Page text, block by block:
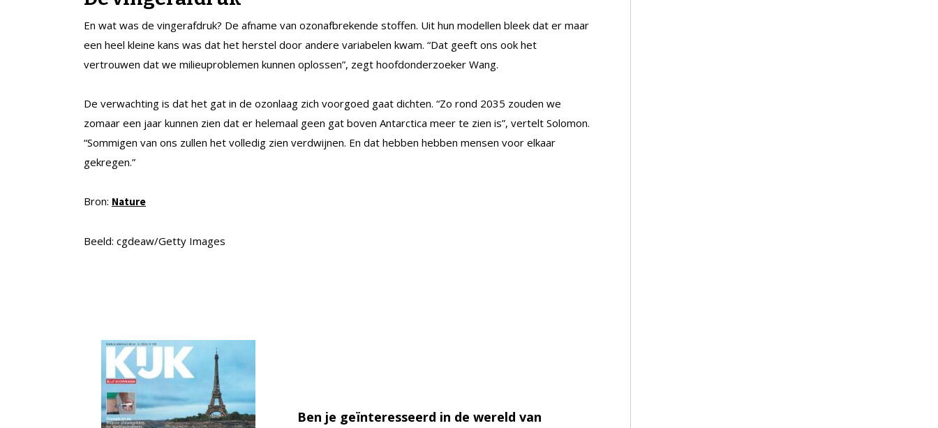
En wat was de vingerafdruk? De afname van ozonafbrekende stoffen. Uit hun modellen bleek dat er maar
een heel kleine kans was dat het herstel door andere variabelen kwam. “Dat geeft ons ook het
vertrouwen dat we milieuproblemen kunnen oplossen”, zegt hoofdonderzoeker Wang.
De verwachting is dat het gat in de ozonlaag zich voorgoed gaat dichten. “Zo rond 2035 zouden we
zomaar een jaar kunnen zien dat er helemaal geen gat boven Antarctica meer te zien is”, vertelt Solomon.
“Sommigen van ons zullen het volledig zien verdwijnen. En dat hebben hebben mensen voor elkaar
gekregen.”
Bron: Nature
Beeld: cgdeaw/Getty Images
Ben je geïnteresseerd in de wereld van